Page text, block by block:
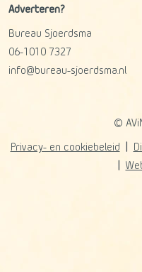
Adverteren?
Bureau Sjoerdsma
06-1010 7327
info@bureau-sjoerdsma.nl
©
Privacy- en cookiebeleid